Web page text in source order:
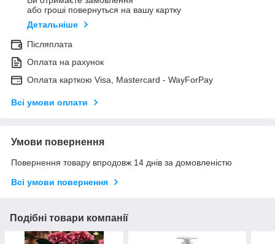
або гроші повернуться на вашу картку
Детальніше
Післяплата
Оплата на рахунок
Оплата карткою Visa, Mastercard - WayForPay
Всі умови оплати
Умови повернення
Повернення товару впродовж 14 днів за домовленістю
Всі умови повернення
Подібні товари компанії